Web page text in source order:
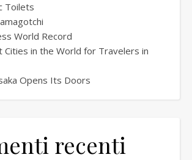
Toilets
World Record
Cities in the World for Travelers in
Opens Its Doors
recenti